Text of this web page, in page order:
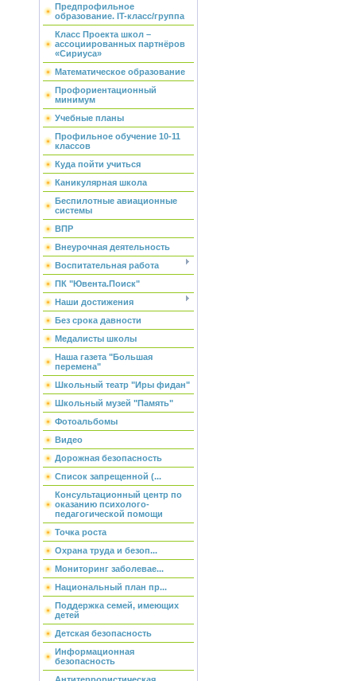
Предпрофильное
образование. IT-класс/группа
Класс Проекта школ –
ассоциированных партнёров
«Сириуса»
Математическое образование
Профориентационный
минимум
Учебные планы
Профильное обучение 10-11
классов
Куда пойти учиться
Каникулярная школа
Беспилотные авиационные
системы
ВПР
Внеурочная деятельность
Воспитательная работа
ПК "Ювента.Поиск"
Наши достижения
Без срока давности
Медалисты школы
Наша газета "Большая
перемена"
Школьный театр "Иры фидан"
Школьный музей "Память"
Фотоальбомы
Видео
Дорожная безопасность
Список запрещенной (...
Консультационный центр по
оказанию психолого-
педагогической помощи
Точка роста
Охрана труда и безоп...
Мониторинг заболевае...
Национальный план пр...
Поддержка семей, имеющих
детей
Детская безопасность
Информационная
безопасность